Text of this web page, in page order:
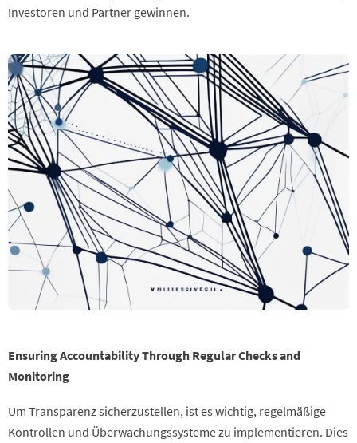
Investoren und Partner gewinnen.
Ensuring Accountability Through Regular Checks and
Monitoring
Um Transparenz sicherzustellen, ist es wichtig, regelmäßige
Kontrollen und Überwachungssysteme zu implementieren. Dies